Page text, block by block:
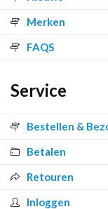
Merken
FAQS
Service
Bestellen &
Betalen
Retouren
Inloggen